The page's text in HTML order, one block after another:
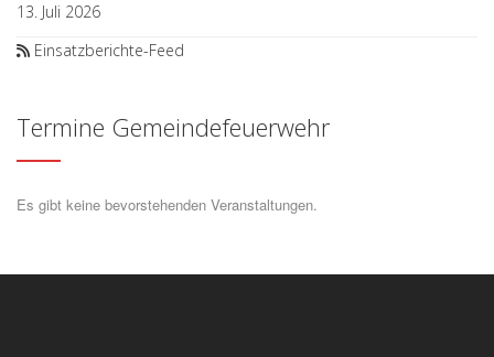
13. Juli 2026
Einsatzberichte-Feed
Termine Gemeindefeuerwehr
Es gibt keine bevorstehenden Veranstaltungen.